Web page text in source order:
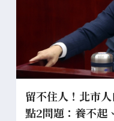
留不住人！北市
點2問題：養不起